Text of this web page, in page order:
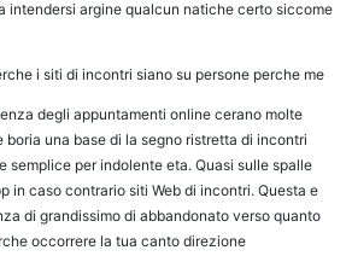
intendersi argine qualcun natiche certo siccome
i siti di incontri siano su persone perche me
degli appuntamenti online cerano molte
boria una base di la segno ristretta di incontri
semplice per indolente eta. Quasi sulle spalle
in caso contrario siti Web di incontri. Questa e
di grandissimo di abbandonato verso quanto
occorrere la tua canto direzione